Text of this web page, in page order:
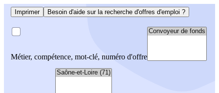
Imprimer Besoin d'aide sur la recherche d'offres d'emploi ?
Métier, compétence, mot-clé, numéro d'offre